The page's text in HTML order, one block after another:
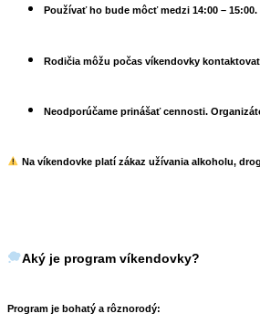
Používať ho bude môcť medzi 14:00 – 15:00.
Rodičia môžu počas víkendovky
Neodporúčame prinášať cennosti.
Na víkendovke platí zákaz užívania alkoholu,
Aký je program víkendovky?
Program je bohatý a rôznorodý: